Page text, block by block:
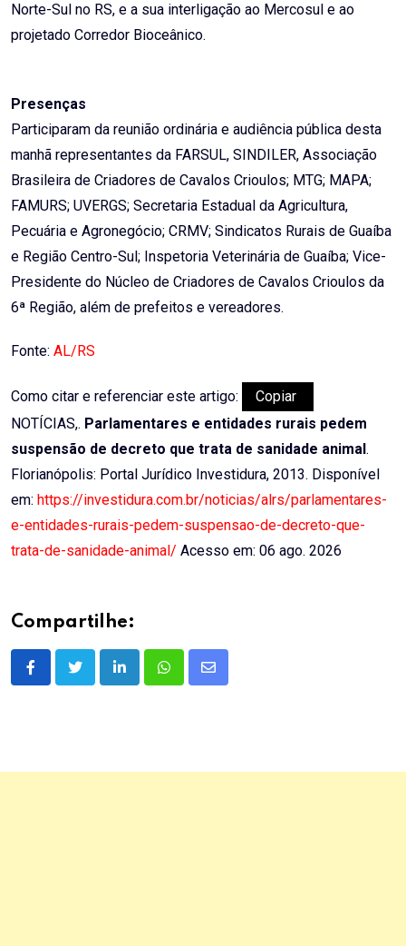
Norte-Sul no RS, e a sua interligação ao Mercosul e ao
projetado Corredor Bioceânico.
Presenças
Participaram da reunião ordinária e audiência pública desta
manhã representantes da FARSUL, SINDILER, Associação
Brasileira de Criadores de Cavalos Crioulos; MTG; MAPA;
FAMURS; UVERGS; Secretaria Estadual da Agricultura,
Pecuária e Agronegócio; CRMV; Sindicatos Rurais de Guaíba
e Região Centro-Sul; Inspetoria Veterinária de Guaíba; Vice-
Presidente do Núcleo de Criadores de Cavalos Crioulos da
6ª Região, além de prefeitos e vereadores.
Fonte: AL/RS
Como citar e referenciar este artigo:
Copiar
NOTÍCIAS,. Parlamentares e entidades rurais pedem
suspensão de decreto que trata de sanidade animal .
Florianópolis: Portal Jurídico Investidura, 2013. Disponível
em: https://investidura.com.br/noticias/alrs/parlamentares-
e-entidades-rurais-pedem-suspensao-de-decreto-que-
trata-de-sanidade-animal/ Acesso em: 06 ago. 2026
Compartilhe:
LinkedInWhatsappShare